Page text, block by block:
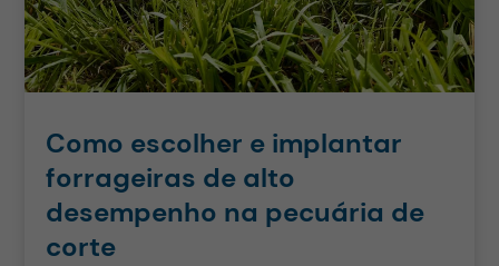
Como escolher e implantar
forrageiras de alto
desempenho na pecuária de
corte